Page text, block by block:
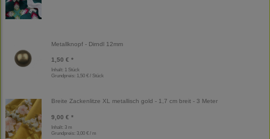
Metallknopf - Dirndl 12mm
1,50 € *
Inhalt: 1 Stück
Grundpreis: 1,50 € / Stück
Breite Zackenlitze XL metallisch gold - 1,7 cm breit - 3 Meter
9,00 € *
Inhalt: 3 m
Grundpreis: 3,00 € / m